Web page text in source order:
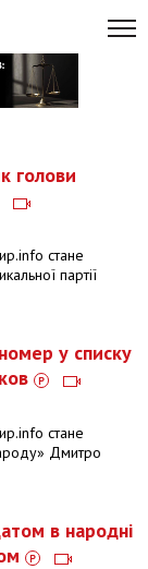
голови
стане
партії
у списку
стане
Дмитро
в народні